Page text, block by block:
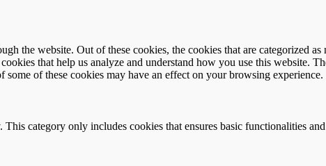
the website. Out of these cookies, the cookies that are categorized as
that help us analyze and understand how you use this website.
of these cookies may have an effect on your browsing experience.
category only includes cookies that ensures basic functionalities